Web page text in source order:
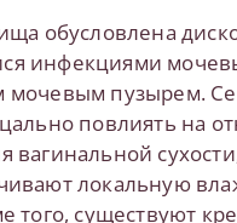
обусловлена
инфекциями
мочевым пузырем.
повлиять на
вагинальной
локальную
того, существуют